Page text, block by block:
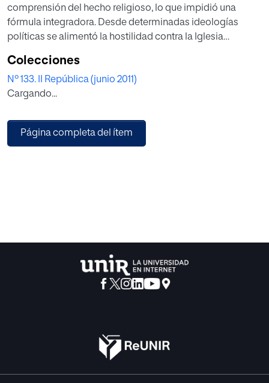
comprensión del hecho religioso, lo que impidió una
fórmula integradora. Desde determinadas ideologías
políticas se alimentó la hostilidad contra la Iglesia
del cambio de régimen a temer seriamente por su vida
cuando se desató la violencia de la persecución religiosa.
Colecciones
Nº 133. II República (junio 2011)
Cargando...
Página completa del ítem